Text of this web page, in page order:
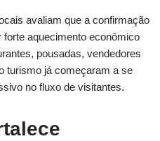
avaliam que a confirmação
aquecimento econômico
pousadas, vendedores
turismo já começaram a se
no fluxo de visitantes.